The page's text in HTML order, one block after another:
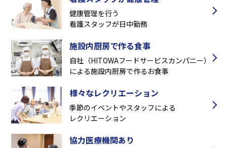
健康管理を行う
看護スタッフが日中勤務
施設内厨房で作る食事
自社（HITOWAフードサービスカンパニー）
による施設内厨房で作るお食事
様々なレクリエーション
季節のイベントやスタッフによる
レクリエーション
協力医療機関あり